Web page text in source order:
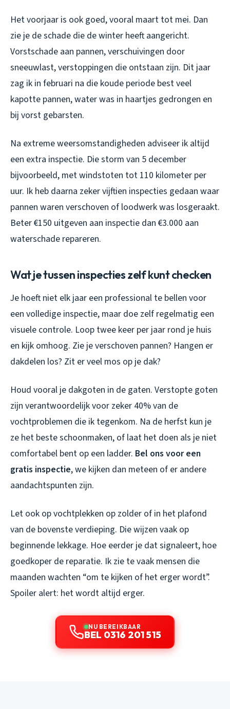
Het voorjaar is ook goed, vooral maart tot mei. Dan
zie je de schade die de winter heeft aangericht.
Vorstschade aan pannen, verschuivingen door
sneeuwlast, verstoppingen die ontstaan zijn. Dit jaar
zag ik in februari na die koude periode best veel
kapotte pannen, water was in haartjes gedrongen en
bij vorst gebarsten.
Na extreme weersomstandigheden adviseer ik altijd
een extra inspectie. Die storm van 5 december
bijvoorbeeld, met windstoten tot 110 kilometer per
uur. Ik heb daarna zeker vijftien inspecties gedaan waar
pannen waren verschoven of loodwerk was losgeraakt.
Beter €150 uitgeven aan inspectie dan €3.000 aan
waterschade repareren.
Wat je tussen inspecties zelf kunt checken
Je hoeft niet elk jaar een professional te bellen voor
een volledige inspectie, maar doe zelf regelmatig een
visuele controle. Loop twee keer per jaar rond je huis
en kijk omhoog. Zie je verschoven pannen? Hangen er
dakdelen los? Zit er veel mos op je dak?
Houd vooral je dakgoten in de gaten. Verstopte goten
zijn verantwoordelijk voor zeker 40% van de
vochtproblemen die ik tegenkom. Na de herfst kun je
ze het beste schoonmaken, of laat het doen als je niet
comfortabel bent op een ladder. Bel ons voor een
gratis inspectie, we kijken dan meteen of er andere
aandachtspunten zijn.
Let ook op vochtplekken op zolder of in het plafond
van de bovenste verdieping. Die wijzen vaak op
beginnende lekkage. Hoe eerder je dat signaleert, hoe
goedkoper de reparatie. Ik zie te vaak mensen die
maanden wachten “om te kijken of het erger wordt”.
Spoiler alert: het wordt altijd erger.
NU BEREIKBAAR
BEL 0316 201 515